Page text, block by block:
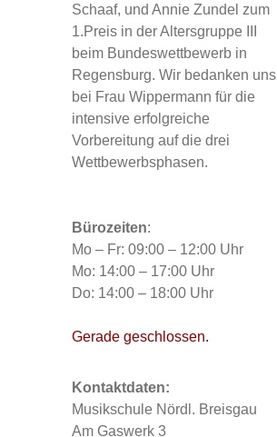
Schaaf, und Annie Zundel zum
1.Preis in der Altersgruppe III
beim Bundeswettbewerb in
Regensburg. Wir bedanken uns
bei Frau Wippermann für die
intensive erfolgreiche
Vorbereitung auf die drei
Wettbewerbsphasen.
Bürozeiten:
Mo – Fr: 09:00 – 12:00 Uhr
Mo: 14:00 – 17:00 Uhr
Do: 14:00 – 18:00 Uhr
Gerade geschlossen.
Kontaktdaten:
Musikschule Nördl. Breisgau
Am Gaswerk 3